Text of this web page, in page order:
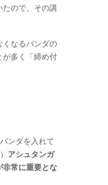
たので、その講
くなるバンダの
が多く「締め付
ンダを入れて
アシュタンガ
非常に重要とな